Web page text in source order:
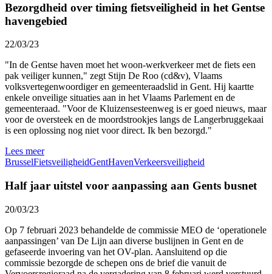
Bezorgdheid over timing fietsveiligheid in het Gentse
havengebied
22/03/23
"In de Gentse haven moet het woon-werkverkeer met de fiets een
pak veiliger kunnen," zegt Stijn De Roo (cd&v), Vlaams
volksvertegenwoordiger en gemeenteraadslid in Gent. Hij kaartte
enkele onveilige situaties aan in het Vlaams Parlement en de
gemeenteraad. "Voor de Kluizensesteenweg is er goed nieuws, maar
voor de oversteek en de moordstrookjes langs de Langerbruggekaai
is een oplossing nog niet voor direct. Ik ben bezorgd."
Lees meer
BrusselFietsveiligheidGentHavenVerkeersveiligheid
Half jaar uitstel voor aanpassing aan Gents busnet
20/03/23
Op 7 februari 2023 behandelde de commissie MEO de ‘operationele
aanpassingen’ van De Lijn aan diverse buslijnen in Gent en de
gefaseerde invoering van het OV-plan. Aansluitend op die
commissie bezorgde de schepen ons de brief die vanuit de